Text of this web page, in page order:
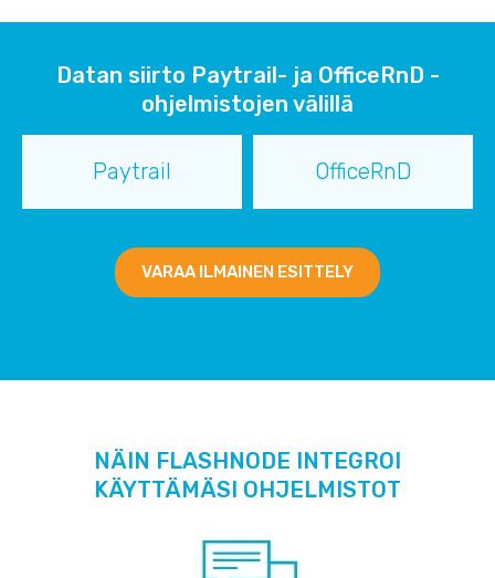
Datan siirto Paytrail- ja OfficeRnD -
ohjelmistojen välillä
Paytrail OfficeRnD
VARAA ILMAINEN ESITTELY
NÄIN FLASHNODE INTEGROI
KÄYTTÄMÄSI OHJELMISTOT